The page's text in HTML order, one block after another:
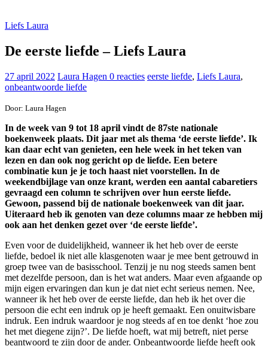
Liefs Laura
De eerste liefde – Liefs Laura
27 april 2022 Laura Hagen 0 reacties eerste liefde, Liefs Laura,
onbeantwoorde liefde
Door: Laura Hagen
In de week van 9 tot 18 april vindt de 87ste nationale
boekenweek plaats. Dit jaar met als thema ‘de eerste liefde’. Ik
kan daar echt van genieten, een hele week in het teken van
lezen en dan ook nog gericht op de liefde. Een betere
combinatie kun je je toch haast niet voorstellen. In de
weekendbijlage van onze krant, werden een aantal cabaretiers
gevraagd een column te schrijven over hun eerste liefde.
Gewoon, passend bij de nationale boekenweek van dit jaar.
Uiteraard heb ik genoten van deze columns maar ze hebben mij
ook aan het denken gezet over ‘de eerste liefde’.
Even voor de duidelijkheid, wanneer ik het heb over de eerste
liefde, bedoel ik niet alle klasgenoten waar je mee bent getrouwd in
groep twee van de basisschool. Tenzij je nu nog steeds samen bent
met dezelfde persoon, dan is het wat anders. Maar even afgaande op
mijn eigen ervaringen dan kun je dat niet echt serieus nemen. Nee,
wanneer ik het heb over de eerste liefde, dan heb ik het over die
persoon die echt een indruk op je heeft gemaakt. Een onuitwisbare
indruk. Een indruk waardoor je nog steeds af en toe denkt ‘hoe zou
het met diegene zijn?’. De liefde hoeft, wat mij betreft, niet perse
beantwoord te zijn door de ander. Onbeantwoorde liefde heeft ook